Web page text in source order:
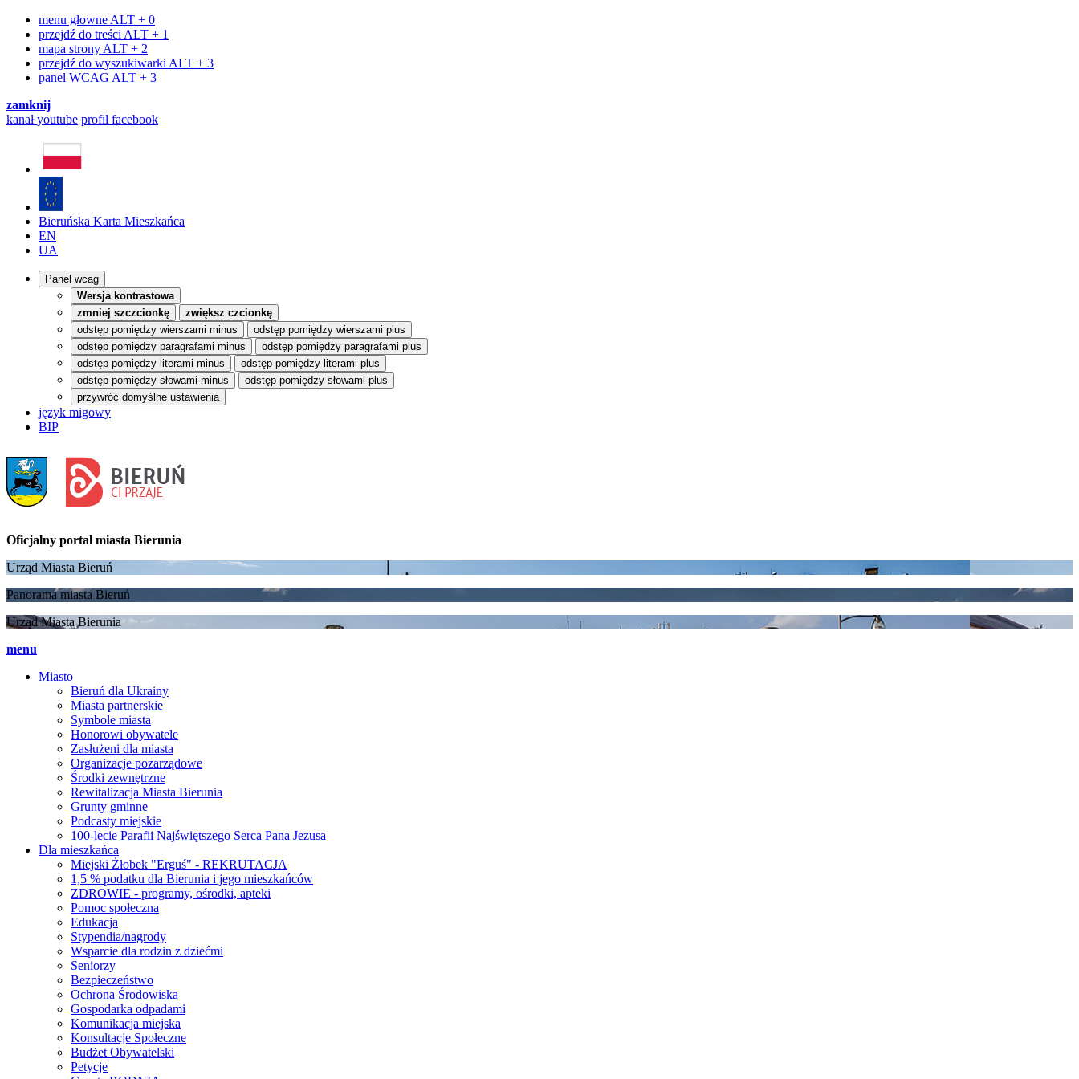
menu głowne ALT + 0
przejdź do treści ALT + 1
mapa strony ALT + 2
przejdź do wyszukiwarki ALT + 3
panel WCAG ALT + 3
zamknij
kanałyoutube profil facebook
Bieruńska Karta Mieszkańca
EN
UA
Panel wcag
Wersja kontrastowa
zmniej szczcionkę
zwiększ czcionkę
odstęp pomiędzy wierszami minus
odstęp pomiędzy wierszami plus
odstęp pomiędzy paragrafami minus
odstęp pomiędzy paragrafami plus
odstęp pomiędzy literami minus
odstęp pomiędzy literami plus
odstęp pomiędzy słowami minus
odstęp pomiędzy słowami plus
przywróć domyślne ustawienia
język migowy
BIP
Oficjalny portal miasta Bierunia
Urząd Miasta Bieruń
Panorama miasta Bieruń
Urząd Miasta Bierunia
menu
Miasto
Bieruń dla Ukrainy
Miasta partnerskie
Symbole miasta
Honorowi obywatele
Zasłużeni dla miasta
Organizacje pozarządowe
Środki zewnętrzne
Rewitalizacja Miasta Bierunia
Grunty gminne
Podcasty miejskie
100-lecie Parafii Najświętszego Serca Pana Jezusa
Dla mieszkańca
Miejski Żłobek "Erguś" - REKRUTACJA
1,5 % podatku dla Bierunia i jego mieszkańców
ZDROWIE - programy, ośrodki, apteki
Pomoc społeczna
Edukacja
Stypendia/nagrody
Wsparcie dla rodzin z dziećmi
Seniorzy
Bezpieczeństwo
Ochrona Środowiska
Gospodarka odpadami
Komunikacja miejska
Konsultacje Społeczne
Budżet Obywatelski
Petycje